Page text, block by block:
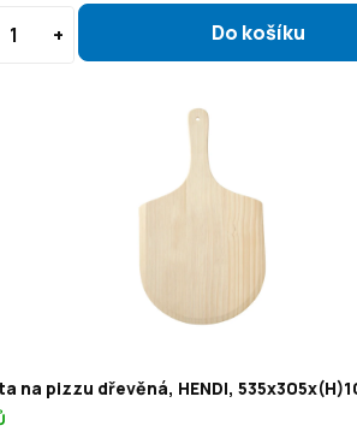
na pizzu dřevěná, HENDI,